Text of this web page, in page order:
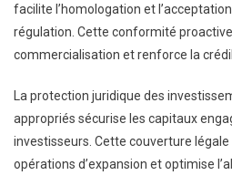
facilite l’homologation et
régulation. Cette conformité
commercialisation et renforce la
La protection juridique des
appropriés sécurise les capitaux
investisseurs. Cette couverture
opérations d’expansion et optimise